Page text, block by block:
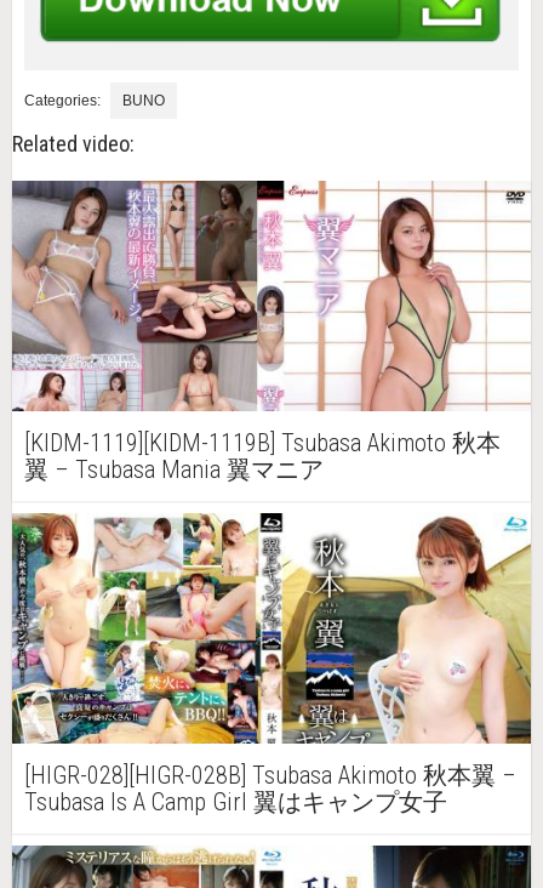
Categories: BUNO
Related video:
[KIDM-1119][KIDM-1119B] Tsubasa Akimoto 秋本
翼 – Tsubasa Mania 翼マニア
[HIGR-028][HIGR-028B] Tsubasa Akimoto 秋本翼 –
Tsubasa Is A Camp Girl 翼はキャンプ女子